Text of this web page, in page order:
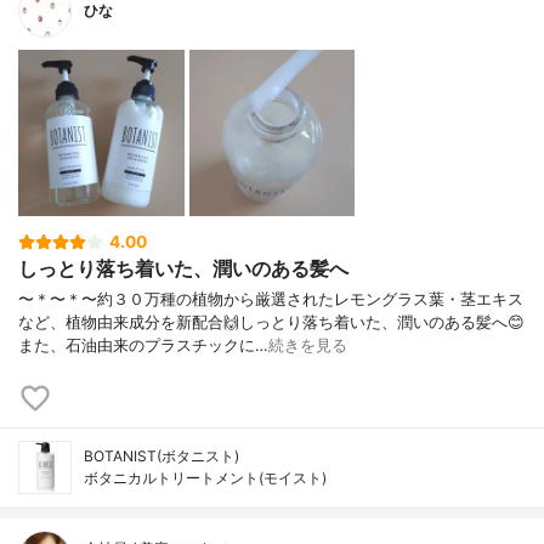
ひな
4.00
しっとり落ち着いた、潤いのある髪へ
〜＊〜＊〜約３０万種の植物から厳選されたレモングラス葉・茎エキス
など、植物由来成分を新配合🙌しっとり落ち着いた、潤いのある髪へ😊
また、石油由来のプラスチックに…続きを見る
BOTANIST(ボタニスト)
ボタニカルトリートメント(モイスト)